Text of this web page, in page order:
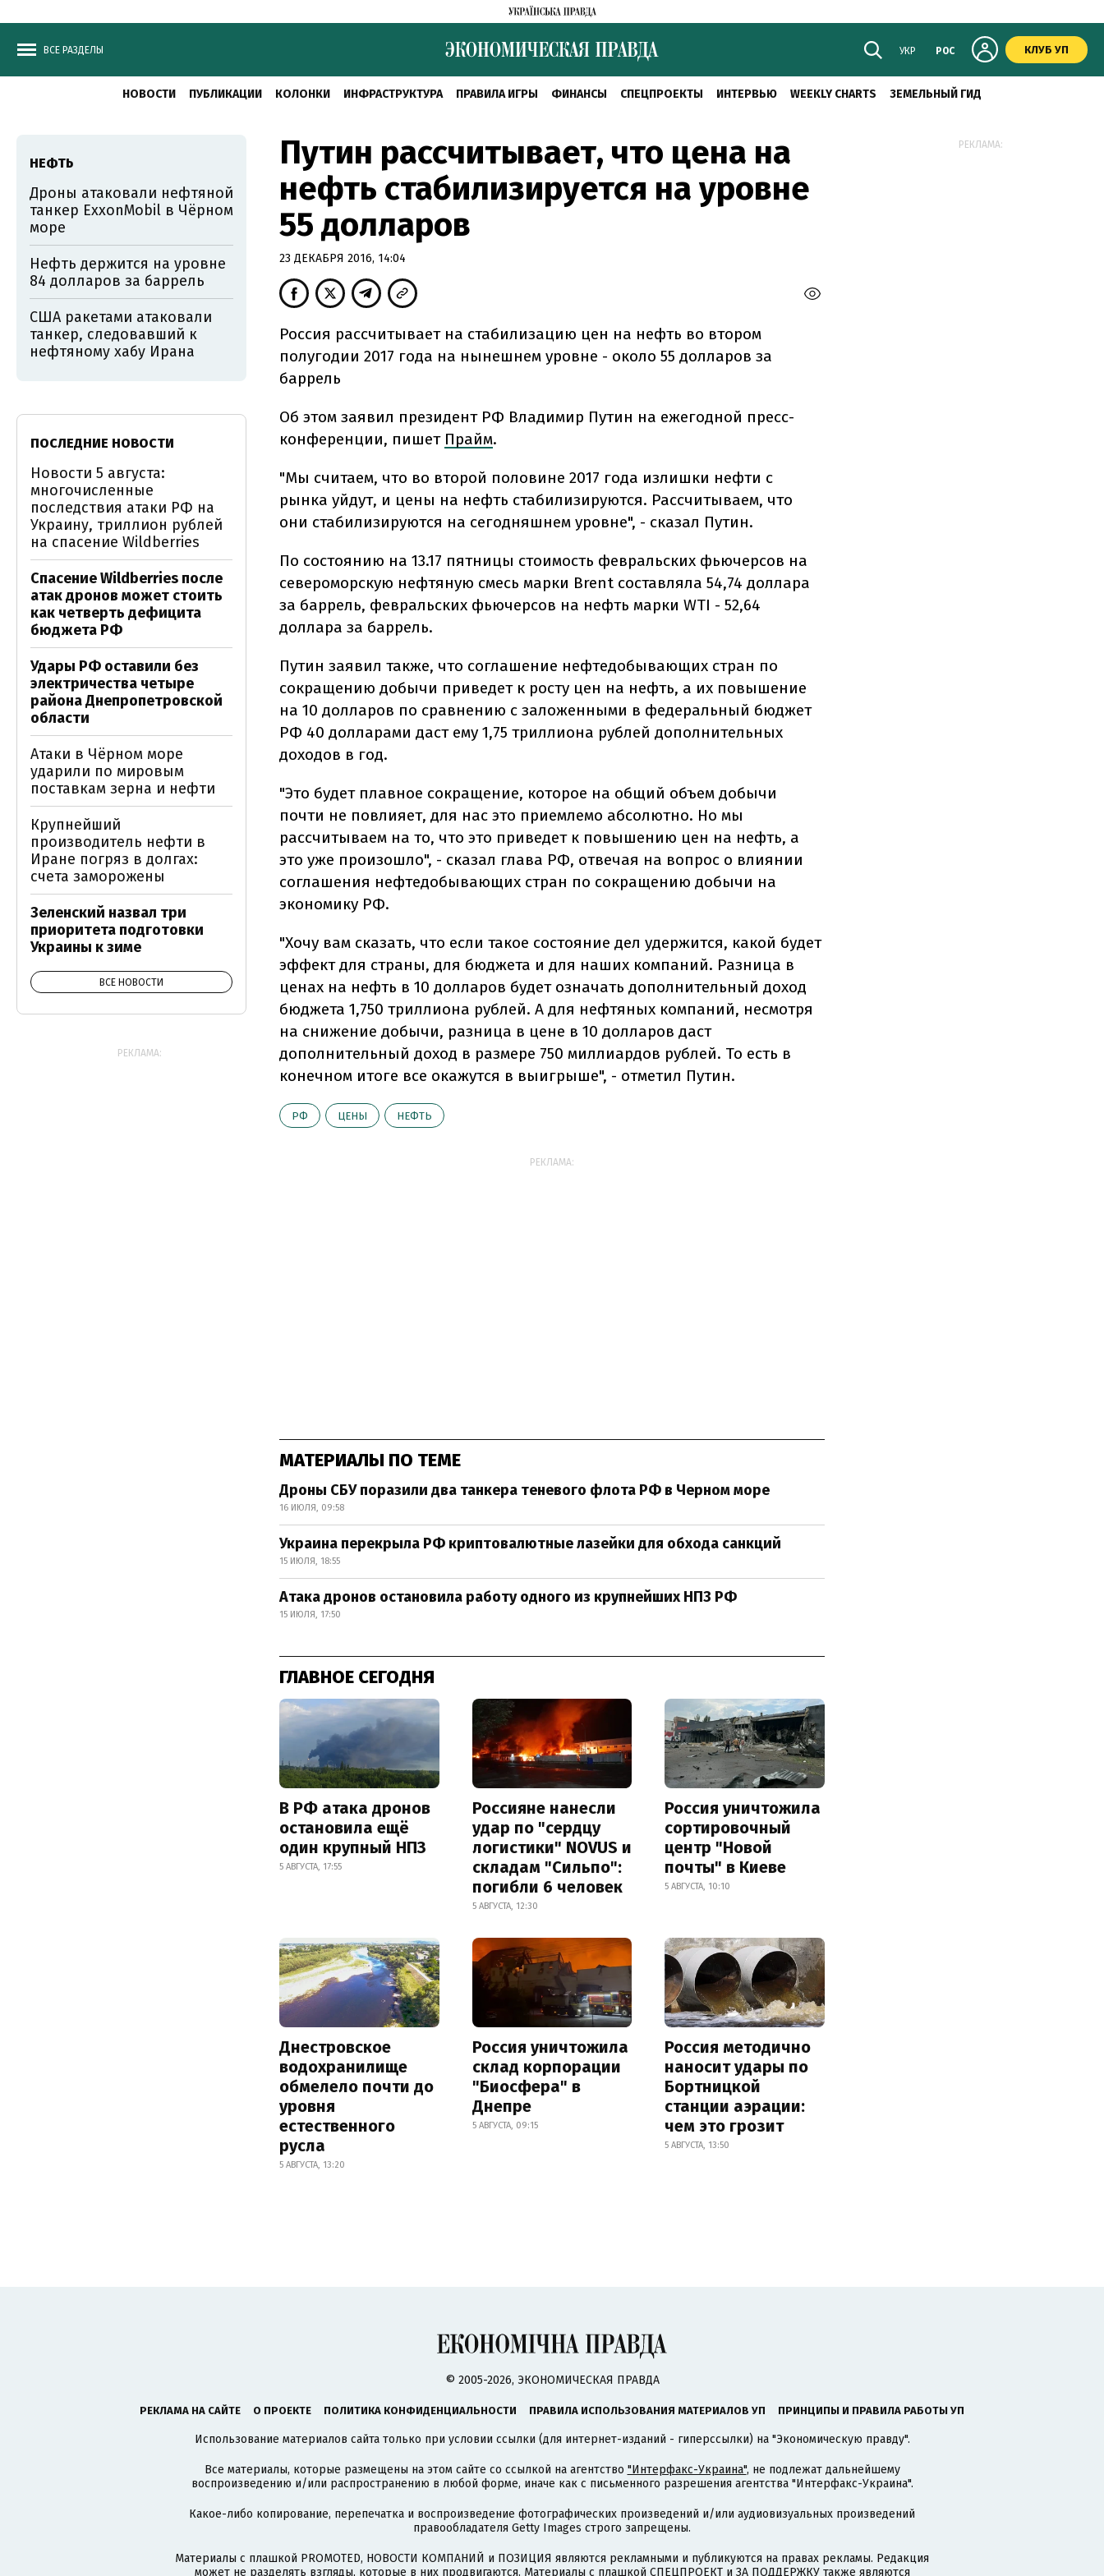
ВСЕ РАЗДЕЛЫ УКР РОС КЛУБ УП
НОВОСТИ ПУБЛИКАЦИИ КОЛОНКИ ИНФРАСТРУКТУРА ПРАВИЛА ИГРЫ ФИНАНСЫ СПЕЦПРОЕКТЫ ИНТЕРВЬЮ WEEKLY CHARTS ЗЕМЕЛЬНЫЙ ГИД
Путин рассчитывает, что цена на
нефть стабилизируется на уровне
55 долларов
23 ДЕКАБРЯ 2016, 14:04
Россия рассчитывает на стабилизацию цен на нефть во втором
полугодии 2017 года на нынешнем уровне - около 55 долларов за
баррель
Об этом заявил президент РФ Владимир Путин на ежегодной пресс-
конференции, пишет Прайм.
"Мы считаем, что во второй половине 2017 года излишки нефти с
рынка уйдут, и цены на нефть стабилизируются. Рассчитываем, что
они стабилизируются на сегодняшнем уровне", - сказал Путин.
По состоянию на 13.17 пятницы стоимость февральских фьючерсов на
североморскую нефтяную смесь марки Brent составляла 54,74 доллара
за баррель, февральских фьючерсов на нефть марки WTI - 52,64
доллара за баррель.
Путин заявил также, что соглашение нефтедобывающих стран по
сокращению добычи приведет к росту цен на нефть, а их повышение
на 10 долларов по сравнению с заложенными в федеральный бюджет
РФ 40 долларами даст ему 1,75 триллиона рублей дополнительных
доходов в год.
"Это будет плавное сокращение, которое на общий объем добычи
почти не повлияет, для нас это приемлемо абсолютно. Но мы
рассчитываем на то, что это приведет к повышению цен на нефть, а
это уже произошло", - сказал глава РФ, отвечая на вопрос о влиянии
соглашения нефтедобывающих стран по сокращению добычи на
экономику РФ.
"Хочу вам сказать, что если такое состояние дел удержится, какой будет
эффект для страны, для бюджета и для наших компаний. Разница в
ценах на нефть в 10 долларов будет означать дополнительный доход
бюджета 1,750 триллиона рублей. А для нефтяных компаний, несмотря
на снижение добычи, разница в цене в 10 долларов даст
дополнительный доход в размере 750 миллиардов рублей. То есть в
конечном итоге все окажутся в выигрыше", - отметил Путин.
РФ ЦЕНЫ НЕФТЬ
РЕКЛАМА:
МАТЕРИАЛЫ ПО ТЕМЕ
Дроны СБУ поразили два танкера теневого флота РФ в Черном море
16 ИЮЛЯ, 09:58
Украина перекрыла РФ криптовалютные лазейки для обхода санкций
15 ИЮЛЯ, 18:55
Атака дронов остановила работу одного из крупнейших НПЗ РФ
15 ИЮЛЯ, 17:50
ГЛАВНОЕ СЕГОДНЯ
В РФ атака дронов
остановила ещё
один крупный НПЗ
5 АВГУСТА, 17:55
Россияне нанесли
удар по "сердцу
логистики" NOVUS и
складам "Сильпо":
погибли 6 человек
5 АВГУСТА, 12:30
Россия уничтожила
сортировочный
центр "Новой
почты" в Киеве
5 АВГУСТА, 10:10
Днестровское
водохранилище
обмелело почти до
уровня
естественного
русла
5 АВГУСТА, 13:20
Россия уничтожила
склад корпорации
"Биосфера" в
Днепре
5 АВГУСТА, 09:15
Россия методично
наносит удары по
Бортницкой
станции аэрации:
чем это грозит
5 АВГУСТА, 13:50
НЕФТЬ
Дроны атаковали нефтяной
танкер ExxonMobil в Чёрном
море
Нефть держится на уровне
84 долларов за баррель
США ракетами атаковали
танкер, следовавший к
нефтяному хабу Ирана
ПОСЛЕДНИЕ НОВОСТИ
Новости 5 августа:
многочисленные
последствия атаки РФ на
Украину, триллион рублей
на спасение Wildberries
Спасение Wildberries после
атак дронов может стоить
как четверть дефицита
бюджета РФ
Удары РФ оставили без
электричества четыре
района Днепропетровской
области
Атаки в Чёрном море
ударили по мировым
поставкам зерна и нефти
Крупнейший
производитель нефти в
Иране погряз в долгах:
счета заморожены
Зеленский назвал три
приоритета подготовки
Украины к зиме
ВСЕ НОВОСТИ
РЕКЛАМА:
РЕКЛАМА:
© 2005-2026, ЭКОНОМИЧЕСКАЯ ПРАВДА
РЕКЛАМА НА САЙТЕ О ПРОЕКТЕ ПОЛИТИКА КОНФИДЕНЦИАЛЬНОСТИ ПРАВИЛА ИСПОЛЬЗОВАНИЯ МАТЕРИАЛОВ УП ПРИНЦИПЫ И ПРАВИЛА РАБОТЫ УП
Использование материалов сайта только при условии ссылки (для интернет-изданий - гиперссылки) на "Экономическую правду".
Все материалы, которые размещены на этом сайте со ссылкой на агентство "Интерфакс-Украина", не подлежат дальнейшему
воспроизведению и/или распространению в любой форме, иначе как с письменного разрешения агентства "Интерфакс-Украина".
Какое-либо копирование, перепечатка и воспроизведение фотографических произведений и/или аудиовизуальных произведений
правообладателя Getty Images строго запрещены.
Материалы с плашкой PROMOTED, НОВОСТИ КОМПАНИЙ и ПОЗИЦИЯ являются рекламными и публикуются на правах рекламы. Редакция
может не разделять взгляды, которые в них продвигаются. Материалы с плашкой СПЕЦПРОЕКТ и ЗА ПОДДЕРЖКУ также являются